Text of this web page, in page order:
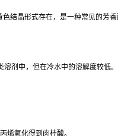
结晶形式存在，是一种常见的芳
中，但在冷水中的溶解度较低
烯氧化得到肉桂酸。